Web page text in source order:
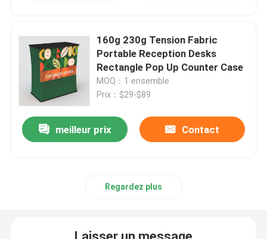
160g 230g Tension Fabric
Portable Reception Desks
Rectangle Pop Up Counter Case
MOQ：1 ensemble
Prix：$29-$89
meilleur prix Contact
Regardez plus